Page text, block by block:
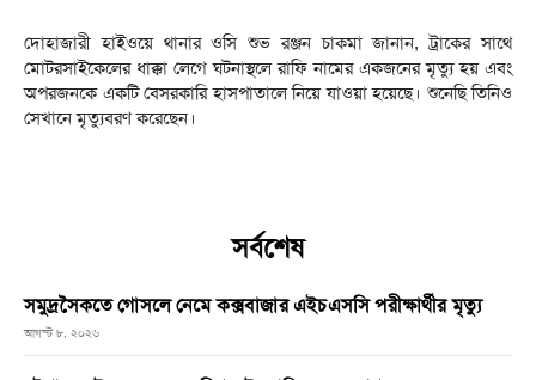
দোহাজারী হাইওয়ে থানার ওসি শুভ রঞ্জন চাকমা জানান, ট্রাকের সাথে
মোটরসাইকেলের ধাক্কা লেগে ঘটনাস্থলে রাফি নামের একজনের মৃত্যু হয় এবং
অপরজনকে একটি বেসরকারি হাসপাতালে নিয়ে যাওয়া হয়েছে। শুনেছি তিনিও
সেখানে মৃত্যুবরণ করেছেন।
সর্বশেষ
সমুদ্রসৈকতে গোসলে নেমে কক্সবাজার এইচএসসি পরীক্ষার্থীর মৃত্যু
আগস্ট ৮, ২০২৬